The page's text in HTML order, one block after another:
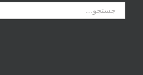
جستجو
برای: